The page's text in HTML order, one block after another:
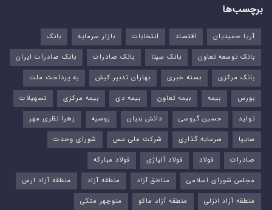
برچسب‌ها
آریا حمیدیان اقتصاد انتخابات بازار سرمایه
بانک
بانک توسعه تعاون
بانک سینا بانک صادرات
بانک صادرات ایران
بانک مرکزی
بسته خبری بهاران تدبیر کیش
به پرداخت ملت
بورس‌
بیمه بیمه تعاون بیمه دی بیمه مرکزی
تسهیلات
تولید
حسین گروسی دانش بنیان روسیه
زهرا نظری مهر
سایپا
سرمایه گذاری شرکت ملی مس
شورای وحدت
صادرات
فولاد فولاد آلیاژی
فولاد مبارکه
مجلس شورای اسلامی
مناطق آزاد منطقه آزاد
منطقه آزاد ارس
منطقه آزاد انزلی
منطقه آزاد ماکو منوچهر متکی